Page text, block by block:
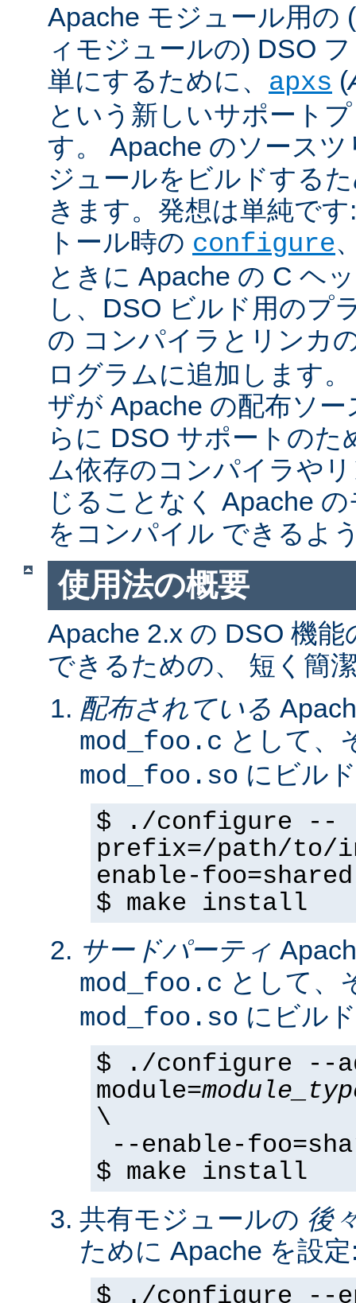
Apache モジュール用の
ィモジュールの) DSO
単にするために、 apxs (
という新しいサポート
す。 Apache のソースツ
ジュールをビルドする
きます。発想は単純で
トール時の configure
ときに Apache の C ヘ
し、DSO ビルド用のプ
の コンパイラとリンカ
ログラムに追加します
ザが Apache の配布ソ
らに DSO サポートの
ム依存のコンパイラや
じることなく Apache
をコンパイル できるよ
使用法の概要
Apache 2.x の DSO 機
できるための、 短く簡
配布されている
mod_foo.c として、
mod_foo.so にビル
$ ./configure --
prefix=/path/
enable-foo=shared
$ make install
サードパーティ
mod_foo.c として、
mod_foo.so にビル
$ ./configure --
module=
\
--enable-
$ make install
共有モジュールの 後
ために Apache を設
$ ./configure --